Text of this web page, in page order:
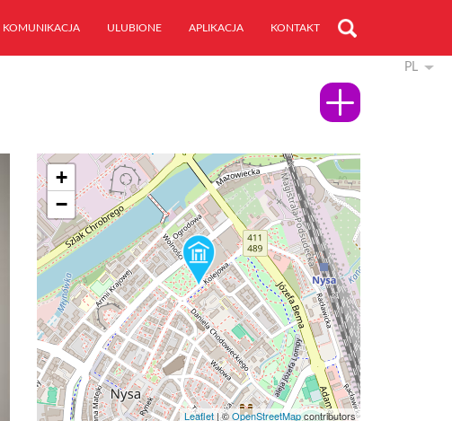
KOMUNIKACJA ULUBIONE APLIKACJA KONTAKT
PL
+
−
Leaflet |©OpenStreetMapcontributors